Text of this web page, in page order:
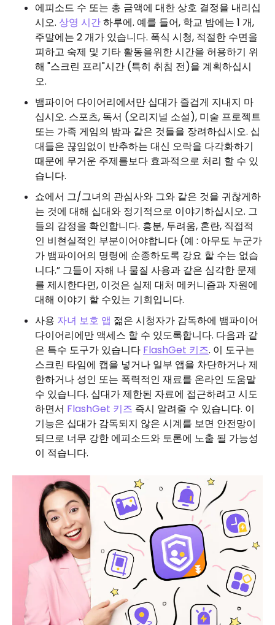
에피소드 수 또는 총 금액에 대한 상호 결정을 내리십
시오. 상영 시간하루에. 예를 들어, 학교 밤에는 1 개,
주말에는 2 개가 있습니다. 폭식 시청, 적절한 수면을
피하고 숙제 및 기타 활동을위한 시간을 허용하기 위
해 "스크린 프리"시간 (특히 취침 전)을 계획하십시
오.
뱀파이어 다이어리에서만 십대가 즐겁게 지내지 마
십시오. 스포츠, 독서 (오리지널 소설), 미술 프로젝트
또는 가족 게임의 밤과 같은 것들을 장려하십시오. 십
대들은 끊임없이 반추하는 대신 오락을 다각화하기
때문에 무거운 주제를보다 효과적으로 처리 할 수 ​​있
습니다.
쇼에서 그/그녀의 관심사와 그와 같은 것을 귀찮게하
는 것에 대해 십대와 정기적으로 이야기하십시오. 그
들의 감정을 확인합니다. 흥분, 두려움, 혼란, 직접적
인 비현실적인 부분이어야합니다 (예 : 아무도 누군가
가 뱀파이어의 명령에 순종하도록 강요 할 수는 없습
니다.” 그들이 자해 나 물질 사용과 같은 심각한 문제
를 제시한다면, 이것은 실제 대처 메커니즘과 자원에
대해 이야기 할 수있는 기회입니다.
사용 자녀 보호 앱 젊은 시청자가 감독하에 뱀파이어
다이어리에만 액세스 할 수 있도록합니다. 다음과 같
은 특수 도구가 있습니다 FlashGet 키즈. 이 도구는
스크린 타임에 캡을 넣거나 일부 앱을 차단하거나 제
한하거나 성인 또는 폭력적인 재료를 온라인 도움말
수 있습니다. 십대가 제한된 자료에 접근하려고 시도
하면서 FlashGet 키즈 즉시 알려줄 수 있습니다. 이
기능은 십대가 감독되지 않은 시계를 보면 안전망이
되므로 너무 강한 에피소드와 토론에 노출 될 가능성
이 적습니다.